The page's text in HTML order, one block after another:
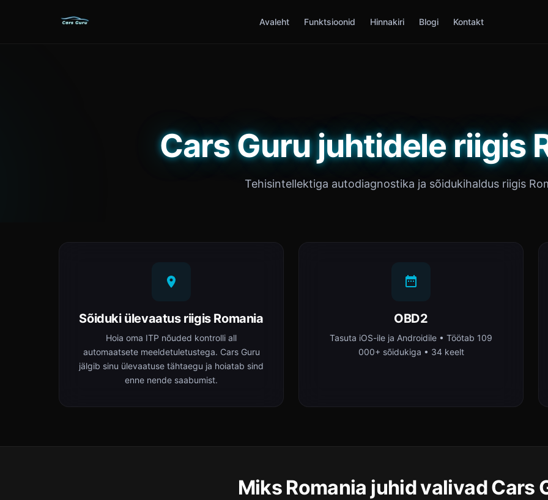
Avaleht Funktsioonid Hinnakiri Blogi Kontakt
Cars Guru juhtidele riigis
Tehisintellektiga autodiagnostika ja sõidukihaldus riigis
Sõiduki ülevaatus riigis Romania
Hoia oma ITP nõuded kontrolli all
automaatsete meeldetuletustega. Cars Guru
jälgib sinu ülevaatuse tähtaegu ja hoiatab sind
enne nende saabumist.
OBD2
Tasuta iOS-ile ja Androidile • Töötab 109
000+ sõidukiga • 34 keelt
Miks Romania juhid valivad Cars